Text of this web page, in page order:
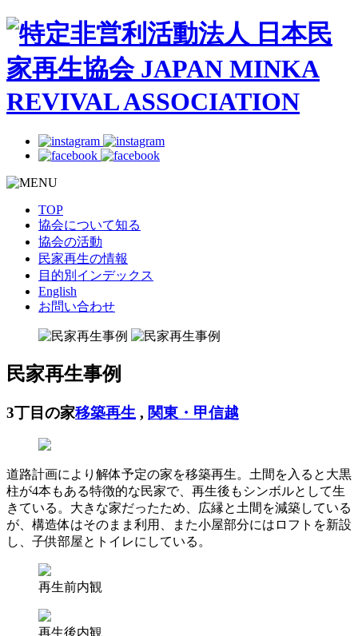
TOP
協会について知る
協会の活動
民家再生の情報
目的別インデックス
English
お問い合わせ
民家再生事例
3丁目の家移築再生 , 関東・甲信越
道路計画により解体予定の家を移築再生。土間を入ると大黒
柱が4本もある特徴的な民家で、再生後もシンボルとして生
きている。大きな家だったため、広縁と土間を減築している
が、構造体はそのまま利用、また小屋部分にはロフトを新設
し、子供部屋とトイレにしている。
再生前内観
再生後内観